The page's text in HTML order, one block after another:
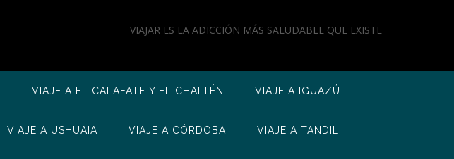
VIAJAR ES LA ADICCIÓN MÁS SALUDABLE QUE EXISTE
VIAJE A EL CALAFATE Y EL CHALTÉN VIAJE A IGUAZÚ
VIAJE A USHUAIA VIAJE A CÓRDOBA VIAJE A TANDIL